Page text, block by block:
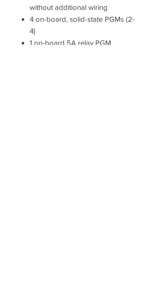
without additional wiring
4 on-board, solid-state PGMs (2-
4)
1 on-board 5A relay PGM